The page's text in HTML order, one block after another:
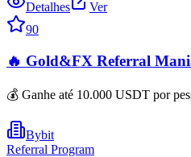
Detalhes
Ver
90
🔥 Gold&FX Referral
💰 Ganhe até 10.000 USDT por
Bybit
Referral Program